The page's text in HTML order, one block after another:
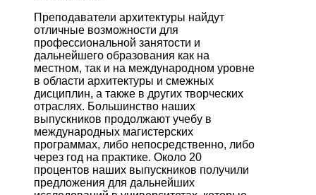
Преподаватели архитектуры найдут
отличные возможности для
профессиональной занятости и
дальнейшего образования как на
местном, так и на международном уровне
в области архитектуры и смежных
дисциплин, а также в других творческих
отраслях. Большинство наших
выпускников продолжают учебу в
международных магистерских
программах, либо непосредственно, либо
через год на практике. Около 20
процентов наших выпускников получили
предложения для дальнейших